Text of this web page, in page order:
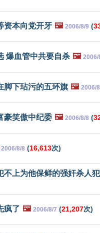
资本向党开牙 🖼️ 2006/8/9 (
爆血管中共要自杀 🖼️ 2006/
脚下玷污的五环旗 🖼️ 2006/
豪笑傲中纪委 🖼️ 2006/8/8 (
2006/8/8 (16,613次)
不上为他保鲜的强奸杀人犯
疯了 🖼️ 2006/8/7 (21,207次)